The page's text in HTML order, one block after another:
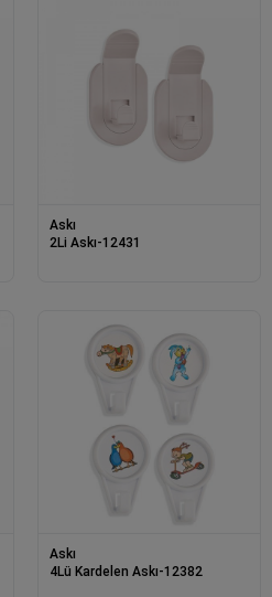
Askı
2Li Askı-12431
Askı
4Lü Kardelen Askı-12382